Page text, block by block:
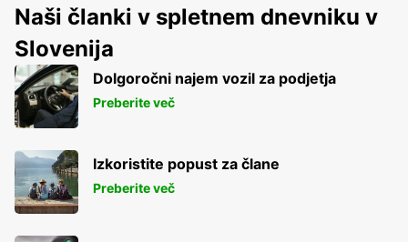
Naši članki v spletnem dnevniku v
Slovenija
Dolgoročni najem vozil za podjetja
Preberite več
Izkoristite popust za člane
Preberite več